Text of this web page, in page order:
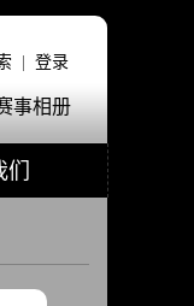
登录
事相册